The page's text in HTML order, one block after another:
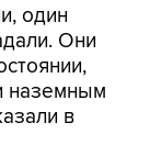
один
Они
наземным
в